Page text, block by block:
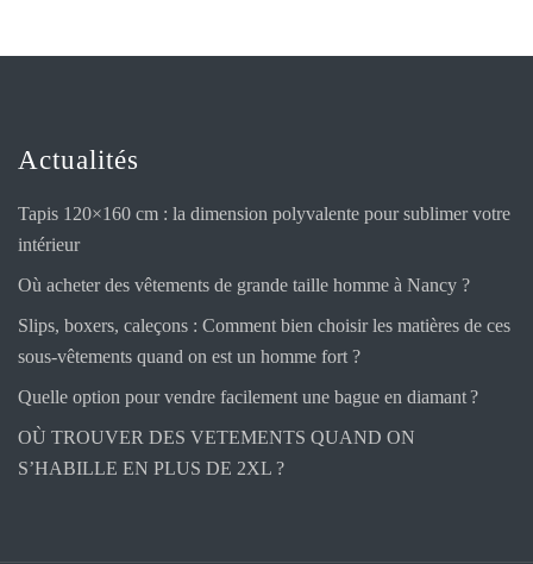
Actualités
Tapis 120×160 cm : la dimension polyvalente pour sublimer votre
intérieur
Où acheter des vêtements de grande taille homme à Nancy ?
Slips, boxers, caleçons : Comment bien choisir les matières de ces
sous-vêtements quand on est un homme fort ?
Quelle option pour vendre facilement une bague en diamant ?
OÙ TROUVER DES VETEMENTS QUAND ON
S’HABILLE EN PLUS DE 2XL ?